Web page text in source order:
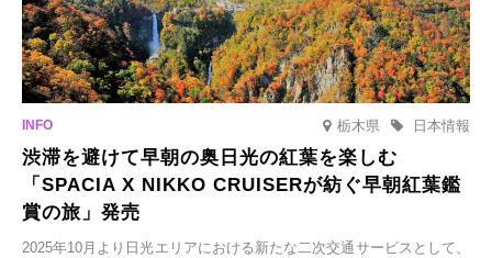
栃木県 日本情報
渋滞を避けて早朝の奥日光の紅葉を楽しむ
「SPACIA X NIKKO CRUISERが紡ぐ早朝紅葉鑑
賞の旅」発売
2025年10月より日光エリアにおける新たな二次交通サービスとして、